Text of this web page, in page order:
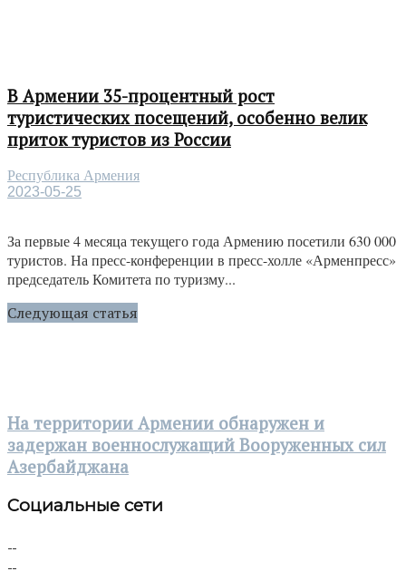
В Армении 35-процентный рост
туристических посещений, особенно велик
приток туристов из России
Республика Армения
2023-05-25
За первые 4 месяца текущего года Армению посетили 630 000
туристов. На пресс-конференции в пресс-холле «Арменпресс»
председатель Комитета по туризму...
Следующая статья
На территории Армении обнаружен и
задержан военнослужащий Вооруженных сил
Азербайджана
Социальные сети